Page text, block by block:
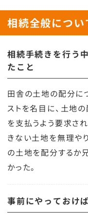
相続全般につい
相続手続きを行う
たこと
田舎の土地の配分に
ストを名目に、土地
を支払うよう要求さ
きない土地を無理や
の土地を配分するか
かった。
事前にやっておけ